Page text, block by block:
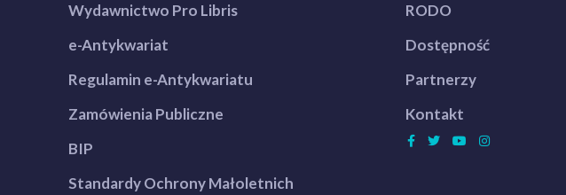
Wydawnictwo Pro Libris
e-Antykwariat
Regulamin e-Antykwariatu
Zamówienia Publiczne
BIP
Standardy Ochrony Małoletnich
RODO
Dostępność
Partnerzy
Kontakt